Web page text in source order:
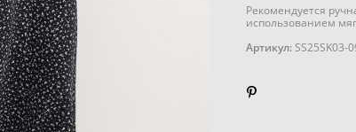
Рекомендуется
использованием
Артикул:SS25SK03-